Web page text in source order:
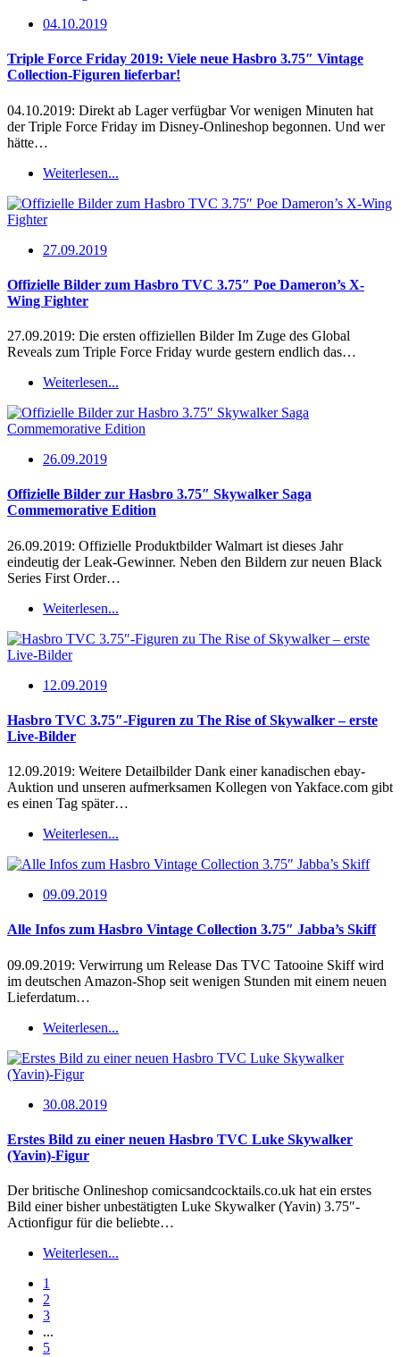
04.10.2019
Triple Force Friday 2019: Viele neue Hasbro 3.75″ Vintage
Collection-Figuren lieferbar!
04.10.2019: Direkt ab Lager verfügbar Vor wenigen Minuten hat
der Triple Force Friday im Disney-Onlineshop begonnen. Und wer
hätte…
Weiterlesen...
27.09.2019
Offizielle Bilder zum Hasbro TVC 3.75″ Poe Dameron’s X-
Wing Fighter
27.09.2019: Die ersten offiziellen Bilder Im Zuge des Global
Reveals zum Triple Force Friday wurde gestern endlich das…
Weiterlesen...
26.09.2019
Offizielle Bilder zur Hasbro 3.75″ Skywalker Saga
Commemorative Edition
26.09.2019: Offizielle Produktbilder Walmart ist dieses Jahr
eindeutig der Leak-Gewinner. Neben den Bildern zur neuen Black
Series First Order…
Weiterlesen...
12.09.2019
Hasbro TVC 3.75″-Figuren zu The Rise of Skywalker – erste
Live-Bilder
12.09.2019: Weitere Detailbilder Dank einer kanadischen ebay-
Auktion und unseren aufmerksamen Kollegen von Yakface.com gibt
es einen Tag später…
Weiterlesen...
09.09.2019
Alle Infos zum Hasbro Vintage Collection 3.75″ Jabba’s Skiff
09.09.2019: Verwirrung um Release Das TVC Tatooine Skiff wird
im deutschen Amazon-Shop seit wenigen Stunden mit einem neuen
Lieferdatum…
Weiterlesen...
30.08.2019
Erstes Bild zu einer neuen Hasbro TVC Luke Skywalker
(Yavin)-Figur
Der britische Onlineshop comicsandcocktails.co.uk hat ein erstes
Bild einer bisher unbestätigten Luke Skywalker (Yavin) 3.75″-
Actionfigur für die beliebte…
Weiterlesen...
1
2
3
...
5